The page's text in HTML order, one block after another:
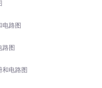
电路图
路图
和电路图